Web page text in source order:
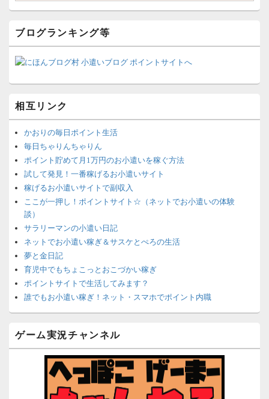
ブログランキング等
相互リンク
かおりの毎日ポイント生活
毎日ちゃりんちゃりん
ポイント貯めて月1万円のお小遣いを稼ぐ方法
試して発見！一番稼げるお小遣いサイト
稼げるお小遣いサイトで副収入
ここが一押し！ポイントサイト☆（ネットでお小遣いの体験
談）
サラリーマンの小遣い日記
ネットでお小遣い稼ぎ＆サスケとぺろの生活
夢と金日記
育児中でもちょこっとおこづかい稼ぎ
ポイントサイトで生活してみます？
誰でもお小遣い稼ぎ！ネット・スマホでポイント内職
ネットで簡単にお小遣い稼ぎ☆安心・安全・リスクなし☆
ポイントがお金に！？-空いた時間でちょい稼ぎ-
ネット収入攻略ナビ
ポイントサイトは安全？危険？お小遣い稼ぎサイトの使い方ガ
ゲーム実況チャンネル